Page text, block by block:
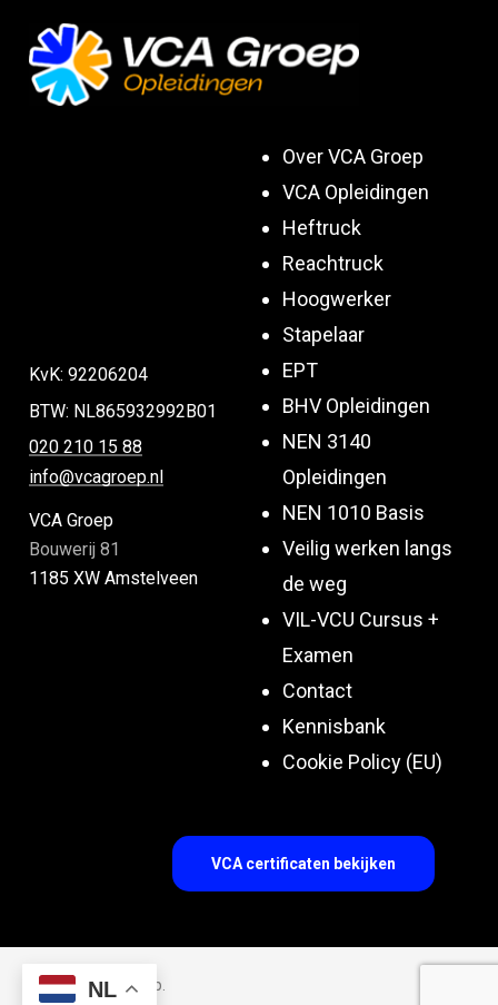
KvK: 92206204
BTW: NL865932992B01
020 210 15 88
info@vcagroep.nl
VCA Groep
Bouwerij 81
1185 XW Amstelveen
Over VCA Groep
VCA Opleidingen
Heftruck
Reachtruck
Hoogwerker
Stapelaar
EPT
BHV Opleidingen
NEN 3140
Opleidingen
NEN 1010 Basis
Veilig werken langs
de weg
VIL-VCU Cursus +
Examen
Contact
Kennisbank
Cookie Policy (EU)
VCA certificaten bekijken
© 2026 VCA Groep.
NL